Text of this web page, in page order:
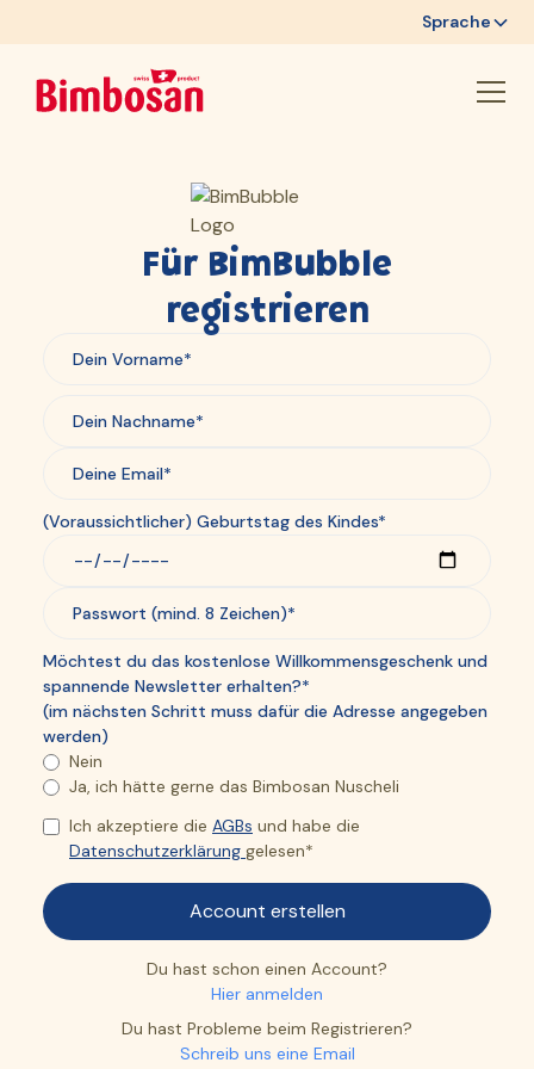
Sprache
Für BimBubble
registrieren
(Voraussichtlicher) Geburtstag des Kindes*
Möchtest du das kostenlose Willkommensgeschenk und
spannende Newsletter erhalten?*
(im nächsten Schritt muss dafür die Adresse angegeben
werden)
Nein
Ja, ich hätte gerne das Bimbosan Nuscheli
Ich akzeptiere die AGBs und habe die
Datenschutzerklärung gelesen*
Du hast schon einen Account?
Hier anmelden
Du hast Probleme beim Registrieren?
Schreib uns eine Email